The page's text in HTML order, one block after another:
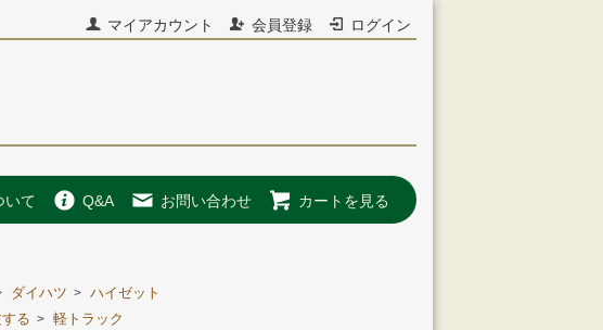
マイアカウント 会員登録 ログイン
いて Q&A お問い合わせ カートを見る
ダイハツ > ハイゼット
る > 軽トラック